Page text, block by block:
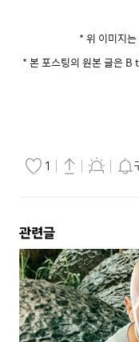
* 위 이미지
* 본 포스팅의 원본 글은 B
1
관련글